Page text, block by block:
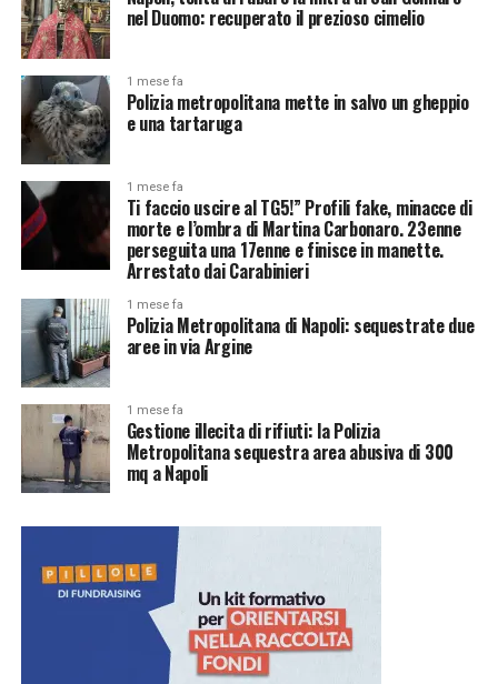
nel Duomo: recuperato il prezioso cimelio
1 mese fa
Polizia metropolitana mette in salvo un gheppio
e una tartaruga
1 mese fa
Ti faccio uscire al TG5!” Profili fake, minacce di
morte e l’ombra di Martina Carbonaro. 23enne
perseguita una 17enne e finisce in manette.
Arrestato dai Carabinieri
1 mese fa
Polizia Metropolitana di Napoli: sequestrate due
aree in via Argine
1 mese fa
Gestione illecita di rifiuti: la Polizia
Metropolitana sequestra area abusiva di 300
mq a Napoli